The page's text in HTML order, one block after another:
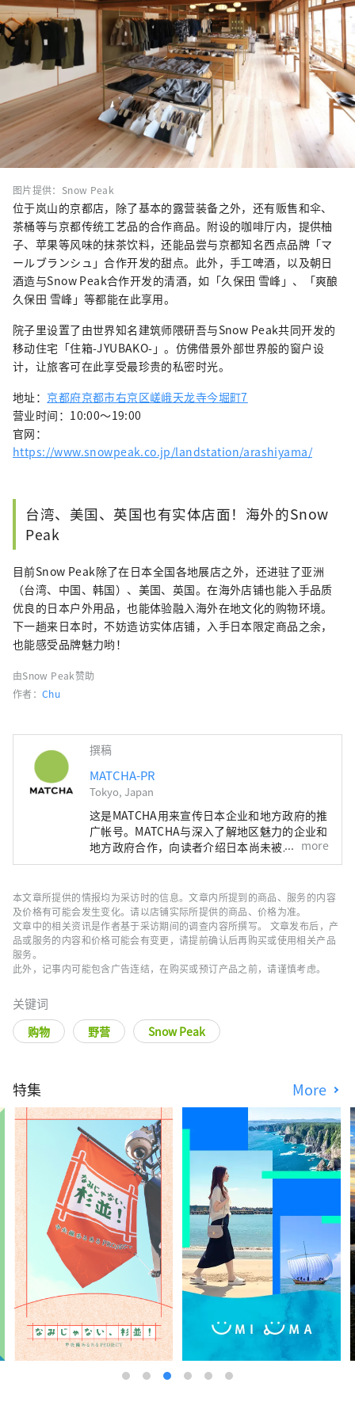
图片提供：Snow Peak
位于岚山的京都店，除了基本的露营装备之外，还有贩售和伞、
茶桶等与京都传统工艺品的合作商品。附设的咖啡厅内，提供柚
子、苹果等风味的抹茶饮料，还能品尝与京都知名西点品牌「マ
ールブランシュ」合作开发的甜点。此外，手工啤酒，以及朝日
酒造与Snow Peak合作开发的清酒，如「久保田 雪峰」、「爽酿
久保田 雪峰」等都能在此享用。
院子里设置了由世界知名建筑师隈研吾与Snow Peak共同开发的
移动住宅「住箱-JYUBAKO-」。仿佛借景外部世界般的窗户设
计，让旅客可在此享受最珍贵的私密时光。
地址： 京都府京都市右京区嵯峨天龙寺今堀町7
营业时间：10:00〜19:00
官网：
https://www.snowpeak.co.jp/landstation/arashiyama/
台湾、美国、英国也有实体店面！海外的Snow
Peak
目前Snow Peak除了在日本全国各地展店之外，还进驻了亚洲
（台湾、中国、韩国）、美国、英国。在海外店铺也能入手品质
优良的日本户外用品，也能体验融入海外在地文化的购物环境。
下一趟来日本时，不妨造访实体店铺，入手日本限定商品之余，
也能感受品牌魅力哟！
由Snow Peak赞助
作者：Chu
撰稿
MATCHA-PR
Tokyo, Japan
这是MATCHA用来宣传日本企业和地方政府的推
广帐号。MATCHA与深入了解地区魅力的企业和
地方政府合作，向读者介绍日本尚未被发现的魅
力！同时我们也根据该地区的政府和企业等提供
more
本文章所提供的情报均为采访时的信息。文章内所提到的商品、服务的内容
及价格有可能会发生变化。请以店铺实际所提供的商品、价格为准。
文章中的相关资讯是作者基于采访期间的调查内容所撰写。 文章发布后，产
品或服务的内容和价格可能会有变更，请提前确认后再购买或使用相关产品
服务。
此外，记事内可能包含广告连结，在购买或预订产品之前，请谨慎考虑。
关键词
购物 野营 Snow Peak
特集 More